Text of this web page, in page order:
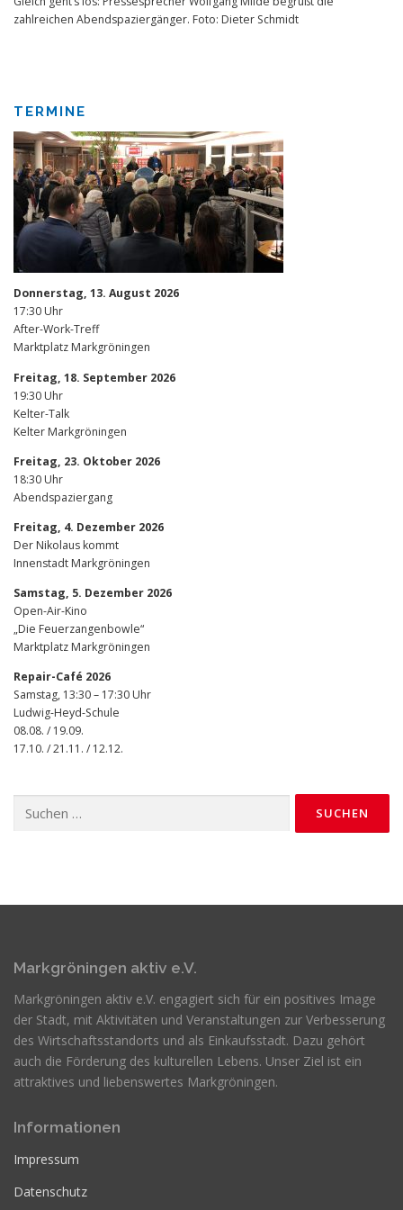
zahlreichen Abendspaziergänger. Foto: Dieter Schmidt
TERMINE
Donnerstag, 13. August 2026
17:30 Uhr
After-Work-Treff
Marktplatz Markgröningen
Freitag, 18. September 2026
19:30 Uhr
Kelter-Talk
Kelter Markgröningen
Freitag, 23. Oktober 2026
18:30 Uhr
Abendspaziergang
Freitag, 4. Dezember 2026
Der Nikolaus kommt
Innenstadt Markgröningen
Samstag, 5. Dezember 2026
Open-Air-Kino
„Die Feuerzangenbowle“
Marktplatz Markgröningen
Repair-Café 2026
Samstag, 13:30 – 17:30 Uhr
Ludwig-Heyd-Schule
08.08. / 19.09.
17.10. / 21.11. / 12.12.
nach:
Markgröningen aktiv e.V.
Markgröningen aktiv e.V. engagiert sich für ein positives Image
der Stadt, mit Aktivitäten und Veranstaltungen zur Verbesserung
des Wirtschaftsstandorts und als Einkaufsstadt. Dazu gehört
auch die Förderung des kulturellen Lebens. Unser Ziel ist ein
attraktives und liebenswertes Markgröningen.
Informationen
Impressum
Datenschutz